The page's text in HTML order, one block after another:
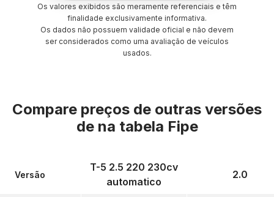
Os valores exibidos são meramente referenciais e têm
finalidade exclusivamente informativa.
Os dados não possuem validade oficial e não devem
ser considerados como uma avaliação de veículos
usados.
Compare preços de outras versões
de na tabela Fipe
Versão
T-5 2.5 220 230cv
automatico
2.0